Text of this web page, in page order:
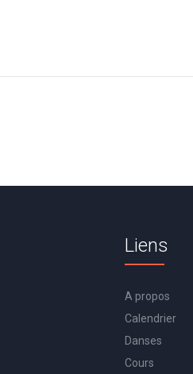
Liens
A propos
Calendrier
Danses
Cours